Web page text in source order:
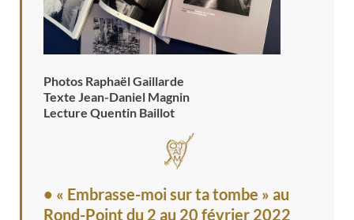
Photos Raphaël Gaillarde
Texte Jean-Daniel Magnin
Lecture Quentin Baillot
• « Embrasse-moi sur ta tombe » au
Rond-Point du 2 au 20 février 2022